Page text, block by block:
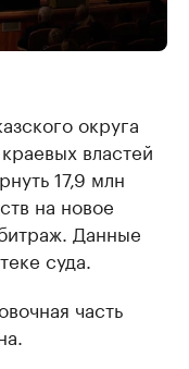
округа
властей
17,9 млн
на новое
Данные
суда.
часть